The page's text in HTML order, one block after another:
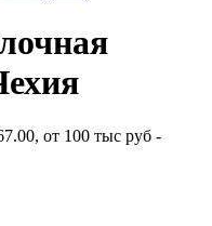
от 100 тыс руб -